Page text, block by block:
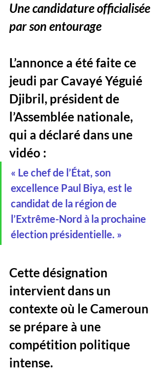
Une candidature officialisée
par son entourage
L’annonce a été faite ce
jeudi par Cavayé Yéguié
Djibril, président de
l’Assemblée nationale,
qui a déclaré dans une
vidéo :
« Le chef de l’État, son
excellence Paul Biya, est le
candidat de la région de
l’Extrême-Nord à la prochaine
élection présidentielle. »
Cette désignation
intervient dans un
contexte où le Cameroun
se prépare à une
compétition politique
intense.